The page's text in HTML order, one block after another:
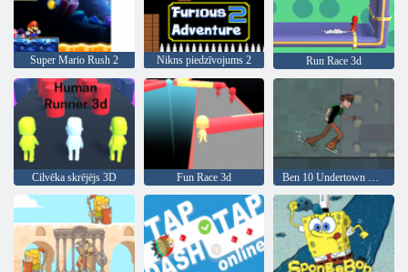
Super Mario Rush 2 Nikns piedzīvojums 2 Run Race 3d
Cilvēka skrējējs 3D Fun Race 3d Ben 10 Undertown Runner